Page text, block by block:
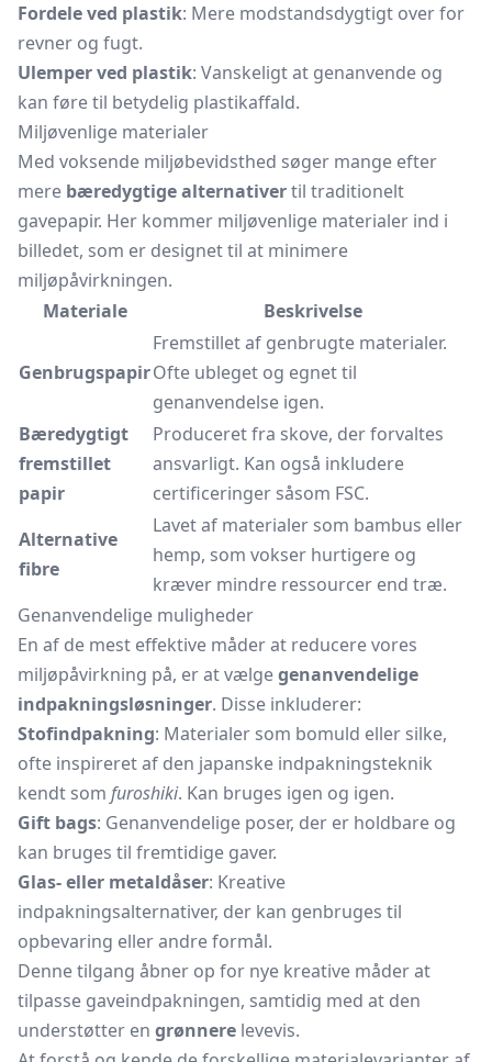
Fordele ved plastik: Mere modstandsdygtigt over for
revner og fugt.
Ulemper ved plastik: Vanskeligt at genanvende og
kan føre til betydelig plastikaffald.
Miljøvenlige materialer
Med voksende miljøbevidsthed søger mange efter
mere bæredygtige alternativertil traditionelt
gavepapir. Her kommer miljøvenlige materialer ind i
billedet, som er designet til at minimere
miljøpåvirkningen.
Materiale
Beskrivelse
Genbrugspapir
Fremstillet af genbrugte materialer.
Ofte ubleget og egnet til
genanvendelse igen.
Bæredygtigt
fremstillet
papir
Produceret fra skove, der forvaltes
ansvarligt. Kan også inkludere
certificeringer såsom FSC.
Alternative
fibre
Lavet af materialer som bambus eller
hemp, som vokser hurtigere og
kræver mindre ressourcer end træ.
Genanvendelige muligheder
En af de mest effektive måder at reducere vores
miljøpåvirkning på, er at vælgegenanvendelige
indpakningsløsninger. Disse inkluderer:
Stofindpakning: Materialer som bomuld eller silke,
ofte inspireret af den japanske indpakningsteknik
kendt som furoshiki. Kan bruges igen og igen.
Gift bags: Genanvendelige poser, der er holdbare og
kan bruges til fremtidige gaver.
Glas- eller metaldåser: Kreative
indpakningsalternativer, der kan genbruges til
opbevaring eller andre formål.
Denne tilgang åbner op for nye kreative måder at
tilpasse gaveindpakningen, samtidig med at den
understøtter en grønnere levevis.